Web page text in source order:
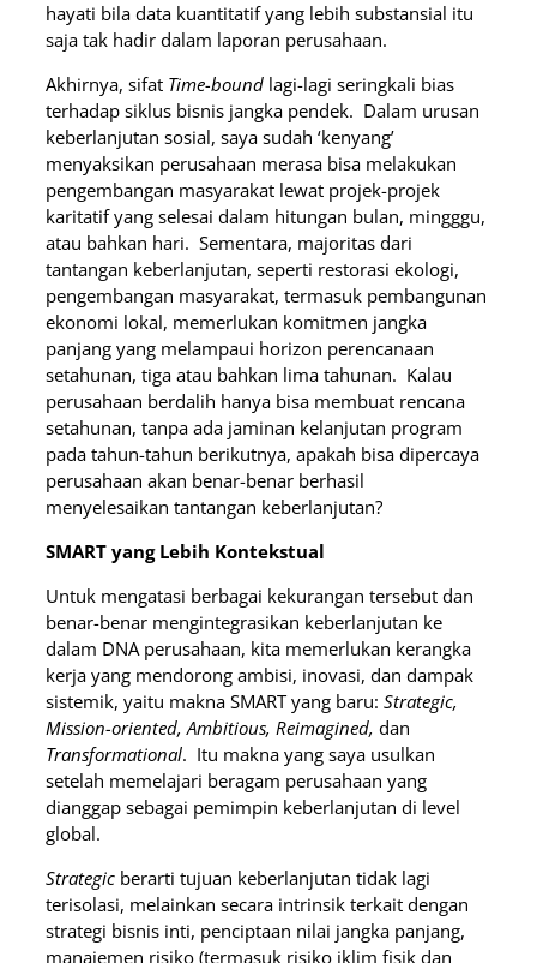
hayati bila data kuantitatif yang lebih substansial itu
saja tak hadir dalam laporan perusahaan.
Akhirnya, sifat Time-bound lagi-lagi seringkali bias
terhadap siklus bisnis jangka pendek. Dalam urusan
keberlanjutan sosial, saya sudah ‘kenyang’
menyaksikan perusahaan merasa bisa melakukan
pengembangan masyarakat lewat projek-projek
karitatif yang selesai dalam hitungan bulan, mingggu,
atau bahkan hari. Sementara, majoritas dari
tantangan keberlanjutan, seperti restorasi ekologi,
pengembangan masyarakat, termasuk pembangunan
ekonomi lokal, memerlukan komitmen jangka
panjang yang melampaui horizon perencanaan
setahunan, tiga atau bahkan lima tahunan. Kalau
perusahaan berdalih hanya bisa membuat rencana
setahunan, tanpa ada jaminan kelanjutan program
pada tahun-tahun berikutnya, apakah bisa dipercaya
perusahaan akan benar-benar berhasil
menyelesaikan tantangan keberlanjutan?
SMART yang Lebih Kontekstual
Untuk mengatasi berbagai kekurangan tersebut dan
benar-benar mengintegrasikan keberlanjutan ke
dalam DNA perusahaan, kita memerlukan kerangka
kerja yang mendorong ambisi, inovasi, dan dampak
sistemik, yaitu makna SMART yang baru: Strategic,
Mission-oriented, Ambitious, Reimagined, dan
Transformational. Itu makna yang saya usulkan
setelah memelajari beragam perusahaan yang
dianggap sebagai pemimpin keberlanjutan di level
global.
Strategic berarti tujuan keberlanjutan tidak lagi
terisolasi, melainkan secara intrinsik terkait dengan
strategi bisnis inti, penciptaan nilai jangka panjang,
manajemen risiko (termasuk risiko iklim fisik dan